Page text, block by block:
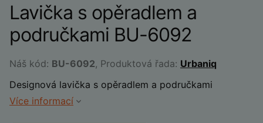
Lavička s opěradlem a
područkami BU-6092
Náš kód: BU-6092, Produktová řada: Urbaniq
Designová lavička s opěradlem a područkami
Více informací